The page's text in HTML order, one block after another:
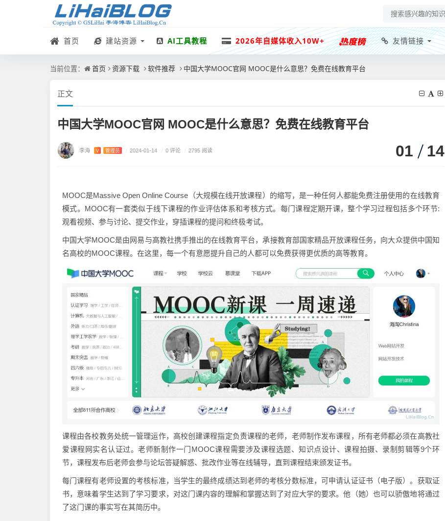
首页 建站资源 AI工具教程 2026年自媒体收入10W+ 友情链接
当前位置： 首页 资源下载 软件推荐 中国大学MOOC官网 MOOC是什么意思？免费在线教育平台
正文
中国大学MOOC官网 MOOC是什么意思？免费在线教育平台
李海 V 管理员 / 2024-01-14 / 0 评论 / 2795 阅读 01 14
MOOC是Massive Open Online Course（大规模在线开放课程）的缩写，是一种任何人都能免费注册使用的在线教育
模式。MOOC有一套类似于线下课程的作业评估体系和考核方式。每门课程定期开课，整个学习过程包括多个环节:
观看视频、参与讨论、提交作业，穿插课程的提问和终极考试。
中国大学MOOC是由网易与高教社携手推出的在线教育平台，承接教育部国家精品开放课程任务，向大众提供中国知
名高校的MOOC课程。在这里，每一个有意愿提升自己的人都可以免费获得更优质的高等教育。
课程由各校教务处统一管理运作，高校创建课程指定负责课程的老师，老师制作发布课程，所有老师都必须在高教社
爱课程网实名认证过。老师新制作一门MOOC课程需要涉及课程选题、知识点设计、课程拍摄、录制剪辑等9个环
节，课程发布后老师会参与论坛答疑解惑、批改作业等在线辅导，直到课程结束颁发证书。
每门课程有老师设置的考核标准，当学生的最终成绩达到老师的考核分数标准，可申请认证证书（电子版）。获取证
书，意味着学生达到了学习要求，对这门课内容的理解和掌握达到了对应大学的要求。他（她）也可以骄傲地将通过
了这门课的事实写在其简历中。